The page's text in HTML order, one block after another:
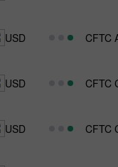
USD CFTC
USD CFTC
USD CFTC